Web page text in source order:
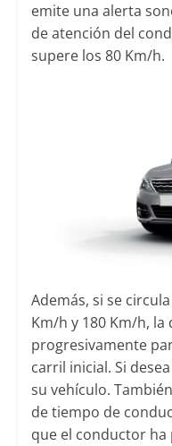
emite una alerta
de atención del
supere los 80 Km/h.
Además, si se
Km/h y 180 Km/h,
progresivamente
carril inicial. Si
su vehículo.
de tiempo de
que el conductor ha